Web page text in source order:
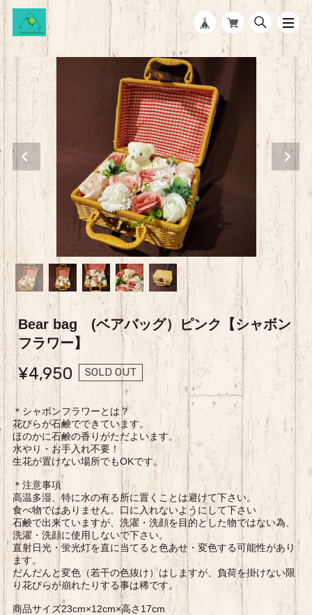
Bear bag (ベアバッグ）ピンク【シャボン
フラワー】
¥4,950 SOLD OUT
＊シャボンフラワーとは？
花びらが石鹸でできています。
ほのかに石鹸の香りがただよいます。
水やり・お手入れ不要！
生花が置けない場所でもOKです。
＊注意事項
高温多湿、特に水の有る所に置くことは避けて下さい。
食べ物ではありません。口に入れないようにして下さい
石鹸で出来ていますが、洗濯・洗顔を目的とした物ではない為、
洗濯・洗顔に使用しないで下さい。
直射日光・蛍光灯を直に当てると色あせ・変色する可能性があり
ます。
だんだんと変色（若干の色抜け）はしますが、負荷を掛けない限
り花びらが崩れたりする事は稀です。
商品サイズ23cm×12cm×高さ17cm